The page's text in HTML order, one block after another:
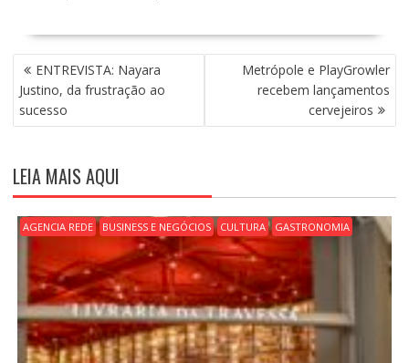
N
A
V
E
A
Ç
Ã
O
D
O
S
ENTREVISTA: Nayara
Justino, da frustração ao
sucesso
Metrópole e PlayGrowler
recebem lançamentos
cervejeiros
LEIA MAIS AQUI
AGENCIA REDE BUSINESS E NEGÓCIOS CULTURA GASTRONOMIA